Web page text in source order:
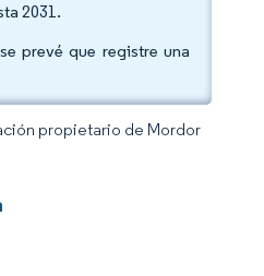
2031.
prevé que registre una
propietario de Mordor